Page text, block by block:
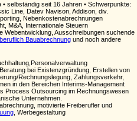
selbständig seit 16 Jahren • Schwerpunkte:
Line, Datev Navison, Addison, div.
Nebenkostenabrechnungen
M&A, Internationale Steuern
Webentwicklung, Ausschreibungen suchende
Bauabrechnung und noch andere
bei Existenzgründung, Erstellen von
Rechnungslegung, Zahlungsverkehr,
in den Bereichen Interims-Management
Process Outsourcing im Rechnungswesen
Unternehmen.
motivierte Freiberufler und
, Werbegestaltung